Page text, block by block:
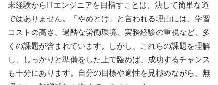
未経験からITエンジニアを目指すことは、決して簡単な道
ではありません。「やめとけ」と言われる理由には、学習
コストの高さ、過酷な労働環境、実務経験の重視など、多
くの課題が含まれています。しかし、これらの課題を理解
し、しっかりと準備をした上で臨めば、成功するチャンス
も十分にあります。自分の目標や適性を見極めながら、無